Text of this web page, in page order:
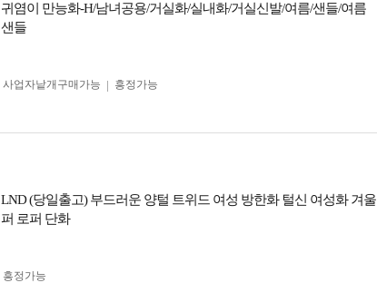
귀염이 만능화-H/남녀공용/거실화/실내화/거실신발/여름/샌들/여름
샌들
사업자 낱개구매가능 흥정가능
LND (당일출고) 부드러운 양털 트위드 여성 방한화 털신 여성화 겨울
퍼 로퍼 단화
흥정가능